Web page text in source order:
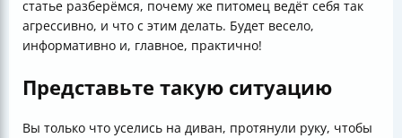
статье разберёмся, почему же питомец ведёт себя так
агрессивно, и что с этим делать. Будет весело,
информативно и, главное, практично!
Представьте такую ситуацию
Вы только что уселись на диван, протянули руку, чтобы